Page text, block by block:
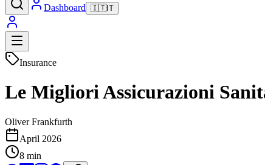
Dashboard 🇮🇹IT
Insurance
Le Migliori Assicurazioni
Oliver Frankfurth
April 2026
8 min